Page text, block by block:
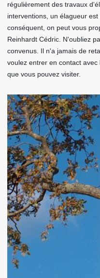
régulièrement des travaux
interventions, un élagueur
conséquent, on peut vous
Reinhardt Cédric. N'oubliez
convenus. Il n'a jamais de
voulez entrer en contact
que vous pouvez visiter.